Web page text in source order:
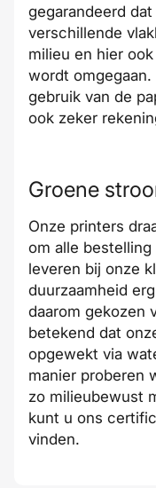
gegarandeerd
verschillende
milieu en hier
wordt
gebruik van de
ook zeker
Groene
Onze printers
om alle
leveren bij onze
duurzaamheid
daarom gekozen
betekend dat
opgewekt via
manier proberen
zo milieubewust
kunt u ons
vinden.